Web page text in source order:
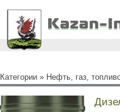
Категории » Нефть, газ,